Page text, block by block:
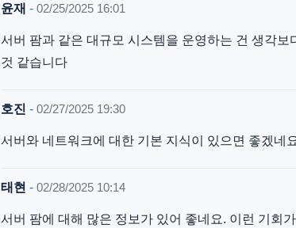
윤재 - 02/25/2025 16:01
서버 팜과 같은 대규모 시스템을 운영하는 건 생각
것 같습니다
호진 - 02/27/2025 19:30
서버와 네트워크에 대한 기본 지식이 있으면 좋겠네
태현 - 02/28/2025 10:14
서버 팜에 대해 많은 정보가 있어 좋네요. 이런 기회